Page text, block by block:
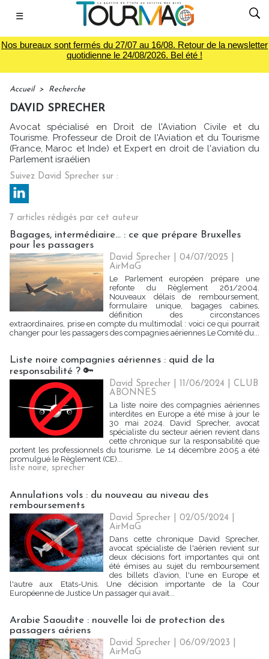
☰
Nos bureaux sont fermés du 27/07 au 16/08. Retour de la newsletter
quotidienne le 24/08/2026. Bel été !
Accueil > Recherche
DAVID SPRECHER
Avocat spécialisé en Droit de l'Aviation Civile et du
Tourisme. Professeur de Droit de l'Aviation et du Tourisme
(France, Maroc et Inde) et Expert en droit de l'aviation du
Parlement israélien
Suivez David Sprecher sur :
7 articles rédigés par cet auteur
Bagages, intermédiaire... : ce que prépare Bruxelles
pour les passagers
David Sprecher | 04/07/2025
AirMaG
Le Parlement européen prépare une
refonte du Règlement 261/2004.
Nouveaux délais de remboursement,
formulaire unique, bagages cabines,
définition des circonstances
extraordinaires, prise en compte du multimodal : voici ce qui pourrait
changer pour les passagers des compagnies aériennes Le Comité du...
Liste noire compagnies aériennes : quid de la
responsabilité ? 🔑
David Sprecher | 11/06/2024 |CLUB
ABONNES
La liste noire des compagnies aériennes
interdites en Europe a été mise à jour le
30 mai 2024. David Sprecher, avocat
spécialiste du secteur aérien revient dans
cette chronique sur la responsabilité que
portent les professionnels du tourisme. Le 14 décembre 2005 a été
promulgué le Règlement (CE)...
liste noire, sprecher
Annulations vols : du nouveau au niveau des
remboursements
David Sprecher | 02/05/2024
AirMaG
Dans cette chronique David Sprecher,
avocat spécialiste de l'aérien revient sur
deux décisions fort importantes qui ont
été émises au sujet du remboursement
des billets d’avion, l'une en Europe et
l'autre aux Etats-Unis. Une décision importante de la Cour
Européenne de Justice Un passager qui avait...
Arabie Saoudite : nouvelle loi de protection des
passagers aériens
David Sprecher | 06/09/2023
AirMaG